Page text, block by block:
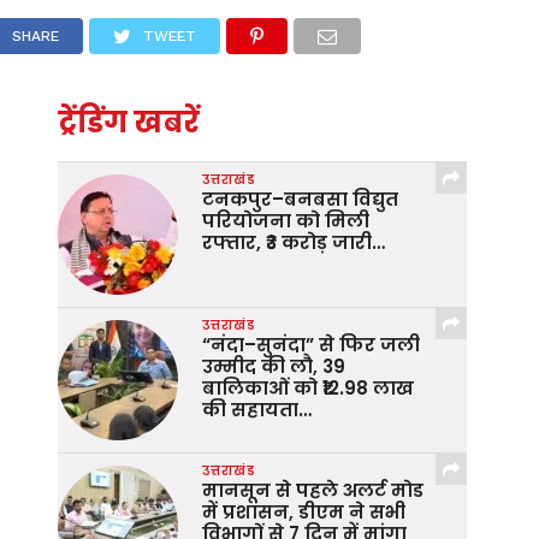
SHARE TWEET
ट्रेंडिंग खबरें
उत्तराखंड
टनकपुर–बनबसा विद्युत
परियोजना को मिली
रफ्तार, ₹3 करोड़ जारी…
उत्तराखंड
“नंदा–सुनंदा” से फिर जली
उम्मीद की लौ, 39
बालिकाओं को ₹12.98 लाख
की सहायता…
उत्तराखंड
मानसून से पहले अलर्ट मोड
में प्रशासन, डीएम ने सभी
विभागों से 7 दिन में मांगा